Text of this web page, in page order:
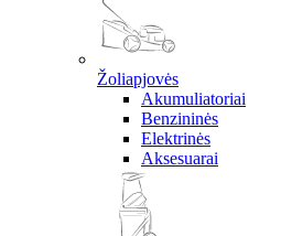
Žoliapjovės
Akumuliatoriai
Benzininės
Elektrinės
Aksesuarai